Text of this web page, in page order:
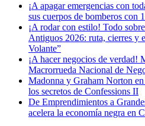
¡A apagar emergencias con
sus cuerpos de bomberos con
¡A rodar con estilo! Todo
Antiguos 2026: ruta, cierres y
Volante”
¡A hacer negocios de verdad!
Macrorrueda Nacional de
Madonna y Graham Norton
los secretos de Confessions II
De Emprendimientos a
acelera la economía negra en